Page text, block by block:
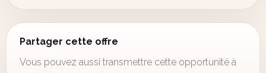
Partager cette offre
Vous pouvez aussi transmettre cette opportunité à